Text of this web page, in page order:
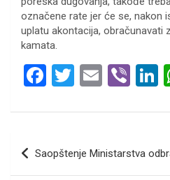
označene rate jer će se, nakon
uplatu akontacija, obračunavati
kamata.
F
ce
o
T
tt
er
E
ail
Vi
er
dI
n
Кретање
чланка
Saopštenje Ministarstva